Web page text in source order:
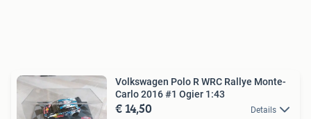
Volkswagen Polo R WRC Rallye Monte-
Carlo 2016 #1 Ogier 1:43
€ 14,50 Details